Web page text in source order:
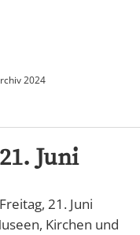
2024
Juni
21. Juni
Kirchen und